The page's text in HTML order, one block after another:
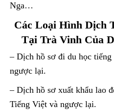
Nga…
Các Loại Hình Dịch
Tại Trà Vinh Của
– Dịch hồ sơ đi du học
ngược lại.
– Dịch hồ sơ xuất khẩu lao
Tiếng Việt và ngược lại.